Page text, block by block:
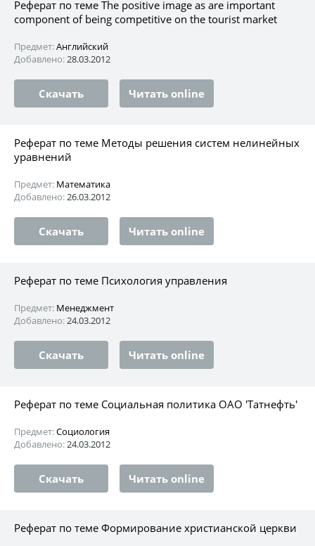
Реферат по теме The positive image as are important
component of being competitive on the tourist market
Предмет:Английский
Добавлено:28.03.2012
Скачать Читать online
Реферат по теме Методы решения систем нелинейных
уравнений
Предмет: Математика
Добавлено:26.03.2012
Скачать Читать online
Реферат по теме Психология управления
Предмет: Менеджмент
Добавлено:24.03.2012
Скачать Читать online
Реферат по теме Социальная политика ОАО 'Татнефть'
Предмет:Социология
Добавлено:24.03.2012
Скачать Читать online
Реферат по теме Формирование христианской церкви